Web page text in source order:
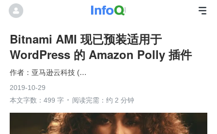
Bitnami AMI 现已预装适用于
WordPress 的 Amazon Polly 插件
亚马逊云科技 (Amazon Web Services）
2019-10-29
本文字数：499 字
阅读完需：约 2 分钟